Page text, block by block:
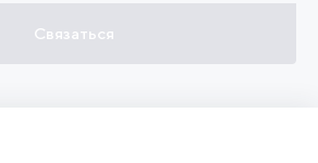
Связаться